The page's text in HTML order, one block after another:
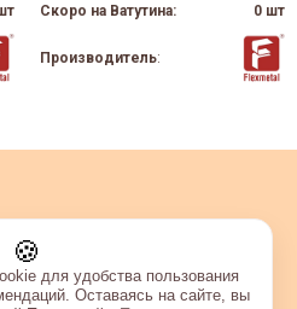
Скоро на Ватутина:
0 шт
Производитель:
🍪
для удобства пользования
Оставаясь на сайте, вы